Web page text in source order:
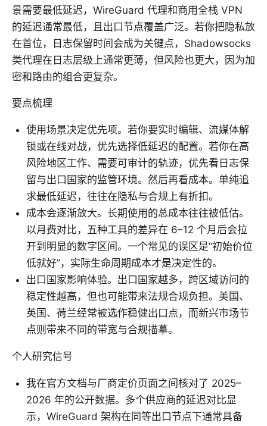
景需要最低延迟，WireGuard 代理和商用全栈 VPN
的延迟通常最低，且出口节点覆盖广泛。若你把隐私放
在首位，日志保留时间会成为关键点，Shadowsocks
类代理在日志层级上通常更薄，但风险也更大，因为加
密和路由的组合更复杂。
要点梳理
使用场景决定优先项。若你要实时编辑、流媒体解
锁或在线对战，优先选择低延迟的配置。若你在高
风险地区工作、需要可审计的轨迹，优先看日志保
留与出口国家的监管环境。然后再看成本。单纯追
求最低延迟，往往在隐私与合规上有折扣。
成本会逐渐放大。长期使用的总成本往往被低估。
以月费对比，五种工具的差异在 6–12 个月后会拉
开到明显的数字区间。一个常见的误区是“初始价位
低就好”，实际生命周期成本才是决定性的。
出口国家影响体验。出口国家越多，跨区域访问的
稳定性越高，但也可能带来法规合规负担。美国、
英国、荷兰经常被选作稳健出口点，而新兴市场节
点则带来不同的带宽与合规描摹。
个人研究信号
我在官方文档与厂商定价页面之间核对了 2025–
2026 年的公开数据。多个供应商的延迟对比显
示，WireGuard 架构在同等出口节点下通常具备